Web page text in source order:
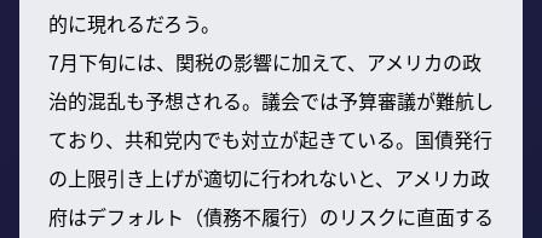
的に現れるだろう。
7月下旬には、関税の影響に加えて、アメリカの政
治的混乱も予想される。議会では予算審議が難航し
ており、共和党内でも対立が起きている。国債発行
の上限引き上げが適切に行われないと、アメリカ政
府はデフォルト（債務不履行）のリスクに直面する